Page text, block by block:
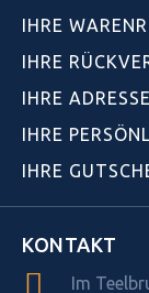
IHRE
IHRE
IHRE
IHRE
IHRE
KONTAKT
Im